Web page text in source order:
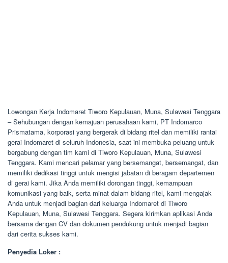
Lowongan Kerja Indomaret Tiworo Kepulauan, Muna, Sulawesi Tenggara
– Sehubungan dengan kemajuan perusahaan kami, PT Indomarco
Prismatama, korporasi yang bergerak di bidang ritel dan memiliki rantai
gerai Indomaret di seluruh Indonesia, saat ini membuka peluang untuk
bergabung dengan tim kami di Tiworo Kepulauan, Muna, Sulawesi
Tenggara. Kami mencari pelamar yang bersemangat, bersemangat, dan
memiliki dedikasi tinggi untuk mengisi jabatan di beragam departemen
di gerai kami. Jika Anda memiliki dorongan tinggi, kemampuan
komunikasi yang baik, serta minat dalam bidang ritel, kami mengajak
Anda untuk menjadi bagian dari keluarga Indomaret di Tiworo
Kepulauan, Muna, Sulawesi Tenggara. Segera kirimkan aplikasi Anda
bersama dengan CV dan dokumen pendukung untuk menjadi bagian
dari cerita sukses kami.
Penyedia Loker :